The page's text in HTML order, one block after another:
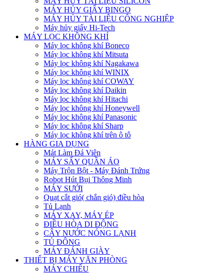
MÁY HỦY GIẤY BINGO
MÁY HỦY TÀI LIỆU CÔNG NGHIỆP
Máy hủy giấy Hi-Tech
MÁY LỌC KHÔNG KHÍ
Máy lọc không khí Boneco
Máy lọc không khí Mitsuta
Máy lọc không khí Nagakawa
Máy lọc không khí WINIX
Máy lọc không khí COWAY
Máy lọc không khí Daikin
Máy lọc không khí Hitachi
Máy lọc không khí Honeywell
Máy lọc không khí Panasonic
Máy lọc không khí Sharp
Máy lọc không khí trên ô tô
HÀNG GIA DỤNG
Mát Làm Đá Viên
MÁY SẤY QUẦN ÁO
Máy Trộn Bột - Máy Đánh Trứng
Robot Hút Bụi Thông Minh
MÁY SƯỞI
Quạt cắt gió( chắn gió) điều hòa
Tủ Lạnh
MÁY XAY, MÁY ÉP
ĐIỀU HÒA DI ĐỘNG
CÂY NƯỚC NÓNG LẠNH
TỦ ĐÔNG
MÁY ĐÁNH GIÀY
THIẾT BỊ MÁY VĂN PHÒNG
MÁY CHIẾU